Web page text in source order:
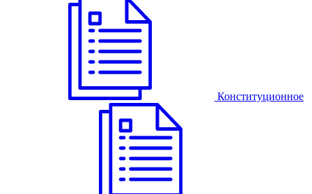
Конституционное